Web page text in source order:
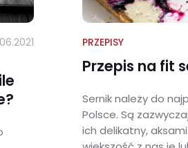
PRZEPISY
Przepis na fit
Sernik należy do
Polsce. Są
ich delikatny,